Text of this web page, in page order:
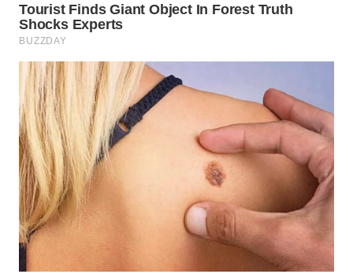
INDRAMAYU
KUNINGAN
WN
MAJALENGKA
WN
SUBANG
WN
SUKABUMI